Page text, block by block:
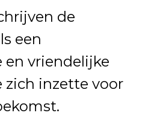
de
een
en vriendelijke
zich inzette voor